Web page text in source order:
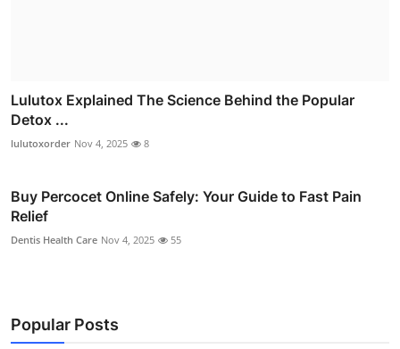
Lulutox Explained The Science Behind the Popular
Detox ...
lulutoxorder Nov 4, 2025 8
Buy Percocet Online Safely: Your Guide to Fast Pain
Relief
Dentis Health Care Nov 4, 2025 55
Popular Posts